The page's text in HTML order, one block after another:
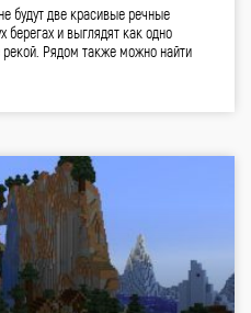
будут две красивые речные
берегах и выглядят как одно
Рядом также можно найти